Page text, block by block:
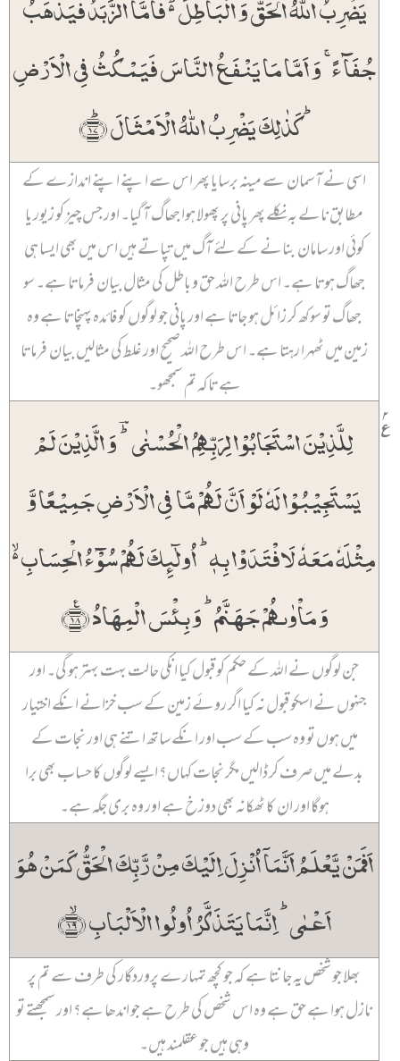
جُفَآءً ۚ وَ اَمَّا مَا یَنۡفَعُ النَّاسَ فَیَمۡکُثُ فِی الۡاَرۡضِ
ؕ کَذٰلِکَ یَضۡرِبُ اللّٰہُ الۡاَمۡثَالَ ﴿ؕ۱۷﴾
اسی نے آسمان سے مینہ برسایا پھر اس سے اپنے اپنے اندازے کے
مطابق نالے بہ نکلے پھر پانی پر پھولا ہوا جھاگ آ گیا۔ اور جس چیز کو زیور یا
کوئی اور سامان بنانے کے لئے آگ میں تپاتے ہیں اس میں بھی ایسا ہی
جھاگ ہوتا ہے۔ اس طرح اللہ حق و باطل کی مثال بیان فرماتا ہے۔ سو
جھاگ تو سوکھ کر زائل ہو جاتا ہے اور پانی جو لوگوں کو فائدہ پہنچاتا ہے وہ
زمین میں ٹھہرا رہتا ہے۔ اس طرح اللہ صحیح اور غلط کی مثالیں بیان فرماتا
ہے تاکہ تم سمجھو۔
لِلَّذِیۡنَ اسۡتَجَابُوۡا لِرَبِّہِمُ الۡحُسۡنٰی ؕؔ وَ الَّذِیۡنَ لَمۡ
یَسۡتَجِیۡبُوۡا لَہٗ لَوۡ اَنَّ لَہُمۡ مَّا فِی الۡاَرۡضِ جَمِیۡعًا وَّ
مِثۡلَہٗ مَعَہٗ لَافۡتَدَوۡا بِہٖ ؕ اُولٰٓئِکَ لَہُمۡ سُوۡٓءُ الۡحِسَابِ ۬ۙ
وَ مَاۡوٰىہُمۡ جَہَنَّمُ ؕ وَ بِئۡسَ الۡمِہَادُ ﴿٪۱۸﴾
۲
جن لوگوں نے اللہ کے حکم کو قبول کیا انکی حالت بہت بہتر ہو گی۔ اور
جنہوں نے اسکو قبول نہ کیا اگر روئے زمین کے سب خزانے انکے اختیار
میں ہوں تو وہ سب کے سب اور انکے ساتھ اتنے ہی اور نجات کے
بدلے میں صرف کر ڈالیں مگر نجات کہاں؟ ایسے لوگوں کا حساب بھی برا
ہوگا اور ان کا ٹھکانہ بھی دوزخ ہے اور وہ بری جگہ ہے۔
اَفَمَنۡ یَّعۡلَمُ اَنَّمَاۤ اُنۡزِلَ اِلَیۡکَ مِنۡ رَّبِّکَ الۡحَقُّ کَمَنۡ ہُوَ
اَعۡمٰی ؕ اِنَّمَا یَتَذَکَّرُ اُولُوا الۡاَلۡبَابِ ﴿ۙ۱۹﴾
بھلا جو شخص یہ جانتا ہے کہ جو کچھ تمہارے پروردگار کی طرف سے تم پر
نازل ہوا ہے حق ہے وہ اس شخص کی طرح ہے جو اندھا ہے؟ اور سمجھتے تو
وہی ہیں جو عقلمند ہیں۔